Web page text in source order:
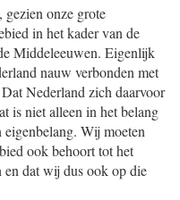
gezien onze grote
in het kader van de
Middeleeuwen. Eigenlijk
nauw verbonden met
Nederland zich daarvoor
is niet alleen in het belang
Wij moeten
ook behoort tot het
en dat wij dus ook op die